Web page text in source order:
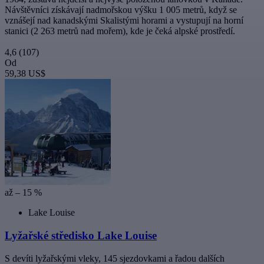
Návštěvníci získávají nadmořskou výšku 1 005 metrů, když se
vznášejí nad kanadskými Skalistými horami a vystupují na horní
stanici (2 263 metrů nad mořem), kde je čeká alpské prostředí.
4,6 (107)
Od
59,38 US$
až – 15 %
Lake Louise
Lyžařské středisko Lake Louise
S devíti lyžařskými vleky, 145 sjezdovkami a řadou dalších